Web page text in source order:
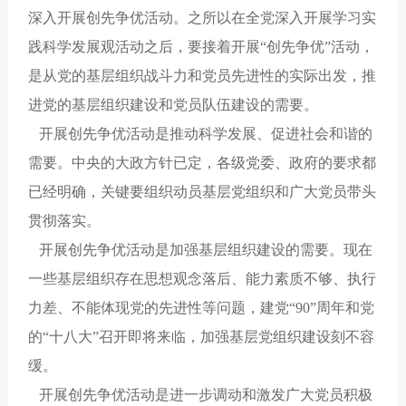
深入开展创先争优活动。之所以在全党深入开展学习实
践科学发展观活动之后，要接着开展“创先争优”活动，
是从党的基层组织战斗力和党员先进性的实际出发，推
进党的基层组织建设和党员队伍建设的需要。
开展创先争优活动是推动科学发展、促进社会和谐的
需要。中央的大政方针已定，各级党委、政府的要求都
已经明确，关键要组织动员基层党组织和广大党员带头
贯彻落实。
开展创先争优活动是加强基层组织建设的需要。现在
一些基层组织存在思想观念落后、能力素质不够、执行
力差、不能体现党的先进性等问题，建党“90”周年和党
的“十八大”召开即将来临，加强基层党组织建设刻不容
缓。
开展创先争优活动是进一步调动和激发广大党员积极